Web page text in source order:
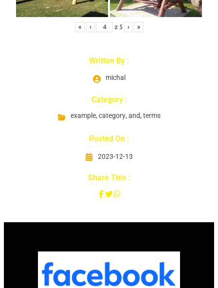
Written By :
michal
Category :
example, category, and, terms
Posted On :
2023-12-13
Share This :
« ‹ z 5 › »